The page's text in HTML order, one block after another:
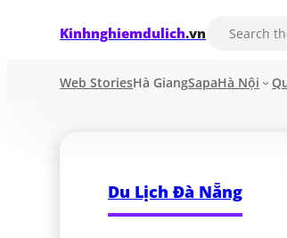
Kinhnghiemdulich.vn
Web StoriesHà GiangSapaHà Nội
Du Lịch Đà Nẵng